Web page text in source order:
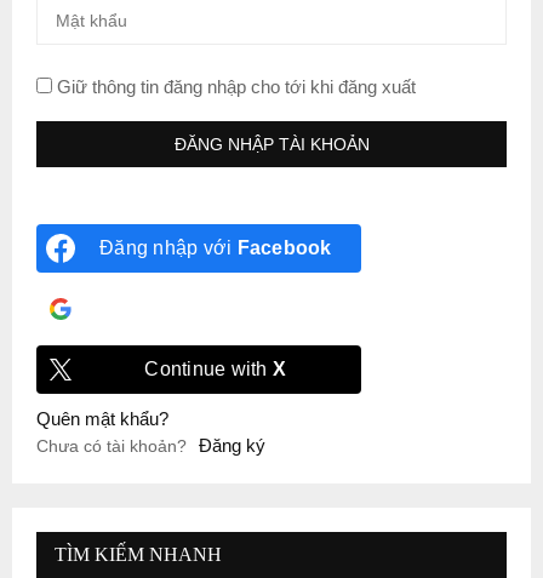
Giữ thông tin đăng nhập cho tới khi đăng xuất
Đăng nhập với Facebook
Continue with X
Quên mật khẩu?
Chưa có tài khoản? Đăng ký
TÌM KIẾM NHANH